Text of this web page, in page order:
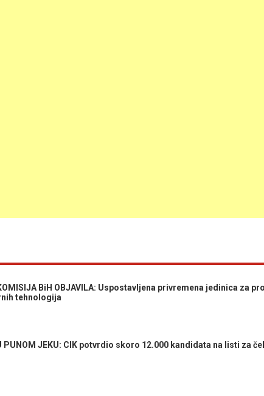
BiH OBJAVILA: Uspostavljena privremena jedinica za
tehnologija
PUNOM JEKU: CIK potvrdio skoro 12.000 kandidata na listi za